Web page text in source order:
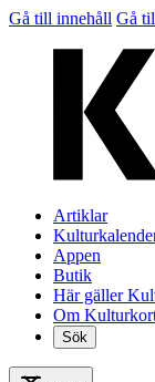
Gå till innehåll Gå
Artiklar
Appen
Butik
Här gäller
Om
Sök